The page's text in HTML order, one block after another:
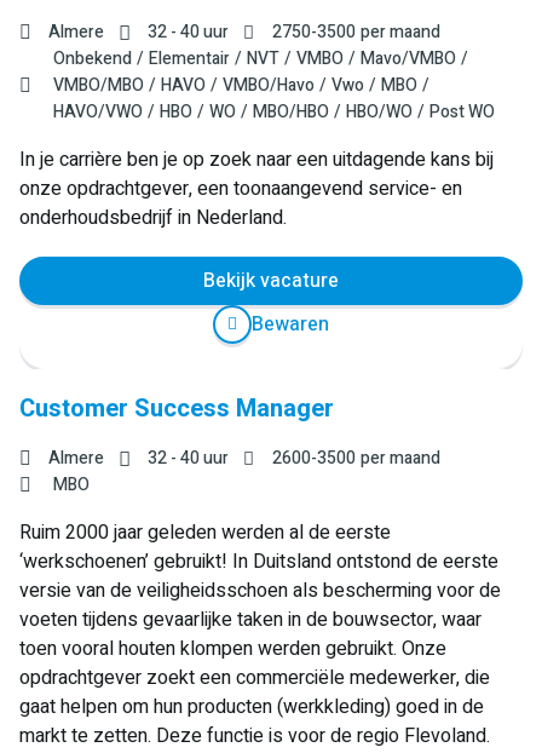
Almere 32 - 40 uur 2750-3500per maand
Onbekend
Elementair NVT VMBO
Mavo/VMBO
VMBO/MBO
HAVO VMBO/Havo Vwo
MBO
HAVO/VWO
HBO WO MBO/HBO HBO/WO Post WO
In je carrière ben je op zoek naar een uitdagende kans bij
onze opdrachtgever, een toonaangevend service- en
onderhoudsbedrijf in Nederland.
Bekijk vacature
Bewaren
Customer Success Manager
Almere 32 - 40 uur 2600-3500per maand
MBO
Ruim 2000 jaar geleden werden al de eerste
‘werkschoenen’ gebruikt! In Duitsland ontstond de eerste
versie van de veiligheidsschoen als bescherming voor de
voeten tijdens gevaarlijke taken in de bouwsector, waar
toen vooral houten klompen werden gebruikt. Onze
opdrachtgever zoekt een commerciële medewerker, die
gaat helpen om hun producten (werkkleding) goed in de
markt te zetten. Deze functie is voor de regio Flevoland.